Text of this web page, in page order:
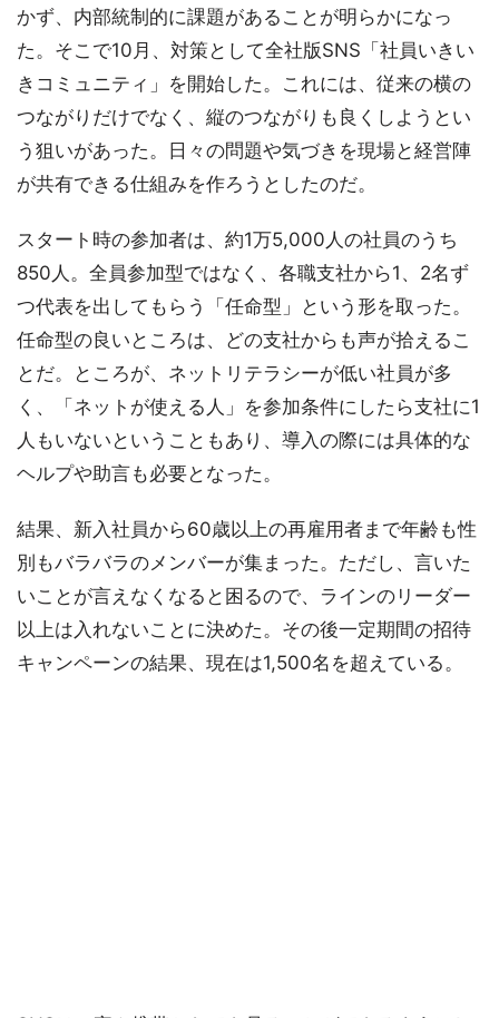
かず、内部統制的に課題があることが明らかになっ
た。そこで10月、対策として全社版SNS「社員いきい
きコミュニティ」を開始した。これには、従来の横の
つながりだけでなく、縦のつながりも良くしようとい
う狙いがあった。日々の問題や気づきを現場と経営陣
が共有できる仕組みを作ろうとしたのだ。
スタート時の参加者は、約1万5,000人の社員のうち
850人。全員参加型ではなく、各職支社から1、2名ず
つ代表を出してもらう「任命型」という形を取った。
任命型の良いところは、どの支社からも声が拾えるこ
とだ。ところが、ネットリテラシーが低い社員が多
く、「ネットが使える人」を参加条件にしたら支社に1
人もいないということもあり、導入の際には具体的な
ヘルプや助言も必要となった。
結果、新入社員から60歳以上の再雇用者まで年齢も性
別もバラバラのメンバーが集まった。ただし、言いた
いことが言えなくなると困るので、ラインのリーダー
以上は入れないことに決めた。その後一定期間の招待
キャンペーンの結果、現在は1,500名を超えている。